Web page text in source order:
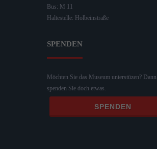
Bus: M 11
Haltestelle: Holbeinstraße
SPENDEN
Möchten Sie das Museum unterstüzen? Dann
spenden Sie doch etwas.